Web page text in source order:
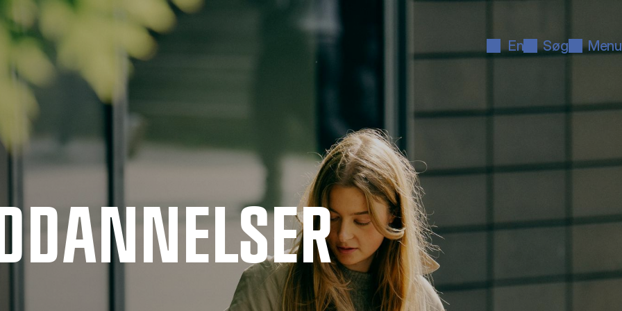
En Søg Menu